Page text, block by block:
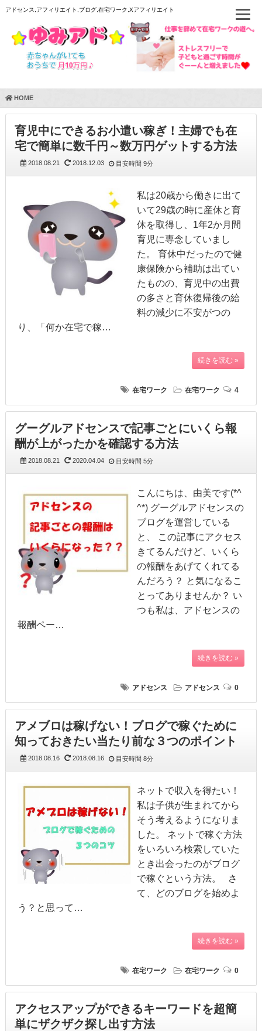
アドセンス,アフィリエイト,ブログ,在宅ワーク,Xアフィリエイト
HOME
育児中にできるお小遣い稼ぎ！主婦でも在
宅で簡単に数千円～数万円ゲットする方法
2018.08.21 2018.12.03 目安時間 9分
私は20歳から働きに出て
いて29歳の時に産休と育
休を取得し、1年2か月間
育児に専念していまし
た。 育休中だったので健
康保険から補助は出てい
たものの、育児中の出費
の多さと育休復帰後の給
料の減少に不安がつの
り、「何か在宅で稼…
続きを読む »
在宅ワーク 在宅ワーク 4
グーグルアドセンスで記事ごとにいくら報
酬が上がったかを確認する方法
2018.08.21 2020.04.04 目安時間 5分
こんにちは、由美です(*^
^*) グーグルアドセンスの
ブログを運営している
と、 この記事にアクセス
きてるんだけど、いくら
の報酬をあげてくれてる
んだろう？ と気になるこ
とってありませんか？ い
つも私は、アドセンスの
報酬ペー…
続きを読む »
アドセンス アドセンス 0
アメブロは稼げない！ブログで稼ぐために
知っておきたい当たり前な３つのポイント
2018.08.16 2018.08.16 目安時間 8分
ネットで収入を得たい！
私は子供が生まれてから
そう考えるようになりま
した。 ネットで稼ぐ方法
をいろいろ検索していた
とき出会ったのがブログ
で稼ぐという方法。 さ
て、どのブログを始めよ
う？と思って…
続きを読む »
在宅ワーク 在宅ワーク 0
アクセスアップができるキーワードを超簡
単にザクザク探し出す方法